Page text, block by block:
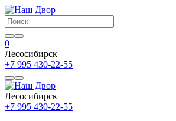
0
Лесосибирск
+7 995 430-22-55
Лесосибирск
+7 995 430-22-55